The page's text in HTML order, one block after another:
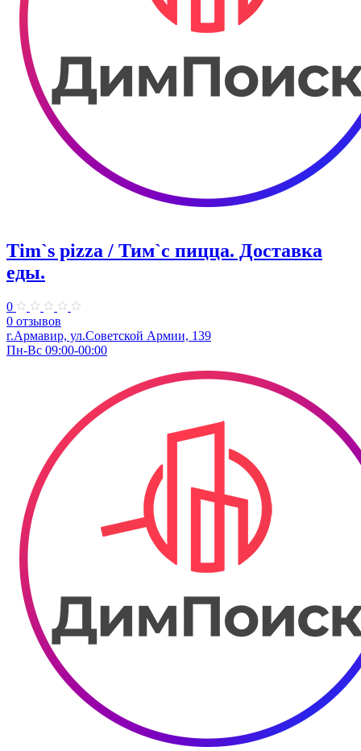
Tim`s pizza / Тим`с пицца. Доставка
еды.
0
0 отзывов
г.Армавир, ул.Советской Армии, 139
Пн-Вс 09:00-00:00